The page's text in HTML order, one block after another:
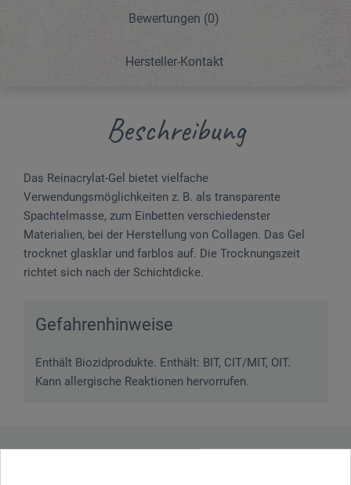
Bewertungen (0)
Hersteller-Kontakt
Beschreibung
Das Reinacrylat-Gel bietet vielfache
Verwendungsmöglichkeiten z. B. als transparente
Spachtelmasse, zum Einbetten verschiedenster
Materialien, bei der Herstellung von Collagen. Das Gel
trocknet glasklar und farblos auf. Die Trocknungszeit
richtet sich nach der Schichtdicke.
Gefahrenhinweise
Enthält Biozidprodukte. Enthält: BIT, CIT/MIT, OIT.
Kann allergische Reaktionen hervorrufen.